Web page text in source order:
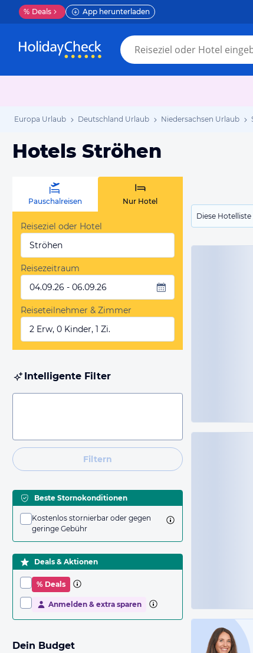
% Deals App herunterladen
Europa Urlaub Deutschland Urlaub Niedersachsen Urlaub
Hotels Ströhen
Diese
Pauschalreisen Nur Hotel
Reiseziel oder Hotel
Ströhen
Reisezeitraum
04.09.26 - 06.09.26
Reiseteilnehmer & Zimmer
2 Erw, 0 Kinder, 1 Zi.
Intelligente Filter
Filtern
Beste Stornokonditionen
Kostenlos stornierbar oder gegen
geringe Gebühr
Deals & Aktionen
% Deals
Anmelden & extra sparen
Dein Budget